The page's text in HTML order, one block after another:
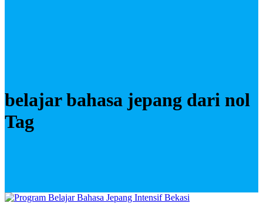
belajar bahasa jepang dari nol
Tag